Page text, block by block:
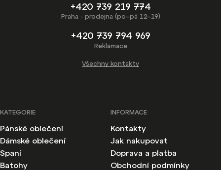
+420 739 219 774
Praha - prodejna (po–pá 12–19)
+420 739 794 969
Reklamace
Všechny kontakty
KATEGORIE
Pánské oblečení
Dámské oblečení
Spaní
Batohy
INFORMACE
Kontakty
Jak nakupovat
Doprava a platba
Obchodní podmínky